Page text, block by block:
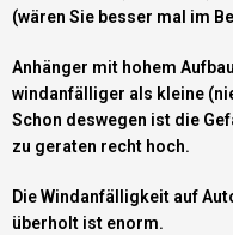
(wären Sie besser mal im
Anhänger mit hohem
windanfälliger als kleine
Schon deswegen ist die
zu geraten recht hoch.
Die Windanfälligkeit auf
überholt ist enorm.